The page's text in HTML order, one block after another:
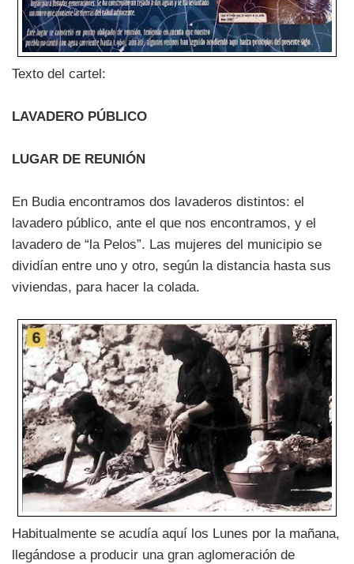
Texto del cartel:
LAVADERO PÚBLICO
LUGAR DE REUNIÓN
En Budia encontramos dos lavaderos distintos: el
lavadero público, ante el que nos encontramos, y el
lavadero de “la Pelos”. Las mujeres del municipio se
dividían entre uno y otro, según la distancia hasta sus
viviendas, para hacer la colada.
Habitualmente se acudía aquí los Lunes por la mañana,
llegándose a producir una gran aglomeración de